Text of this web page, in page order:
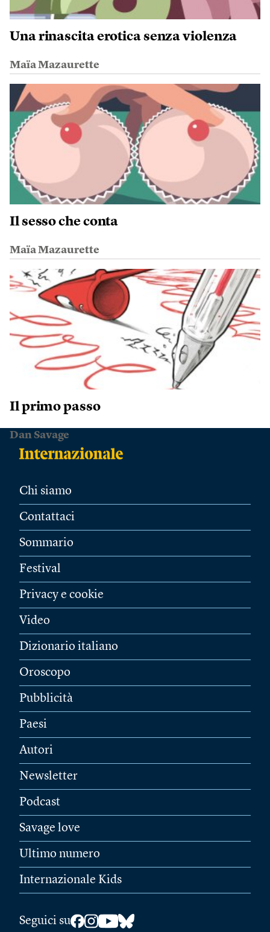
Una rinascita erotica senza violenza
Maïa Mazaurette
Il sesso che conta
Maïa Mazaurette
Il primo passo
Dan Savage
Chi siamo
Contattaci
Sommario
Festival
Privacy e cookie
Video
Dizionario italiano
Oroscopo
Pubblicità
Paesi
Autori
Newsletter
Podcast
Savage love
Ultimo numero
Internazionale Kids
Seguici su